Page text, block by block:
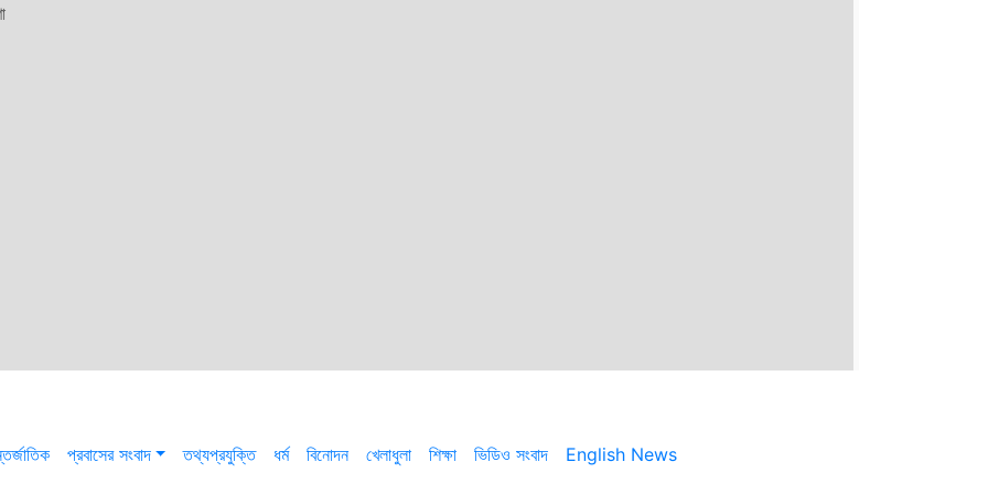
প্রবাসের সংবাদ তথ্যপ্রযুক্তি ধর্ম বিনোদন খেলাধুলা শিক্ষা ভিডিও সংবাদ English News